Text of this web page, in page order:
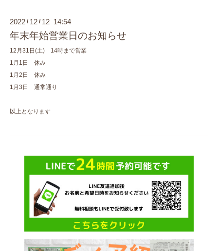
2022 / 12 / 12 14:54
年末年始営業日のお知らせ
12月31日(土) 14時まで営業
1月1日 休み
1月2日 休み
1月3日 通常通り
以上となります